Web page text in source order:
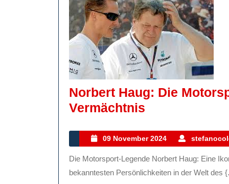
Norbert Haug: Die
Vermächtnis
Die
Motorsport-
Legende
09 November 2024
09
November
2024
Die Motorsport-Legende Norbert Haug: Eine Ikone der Rennsportwelt Norbert Haug ist zweifellos eine der
bekanntesten Persönlichkeiten in der Welt des